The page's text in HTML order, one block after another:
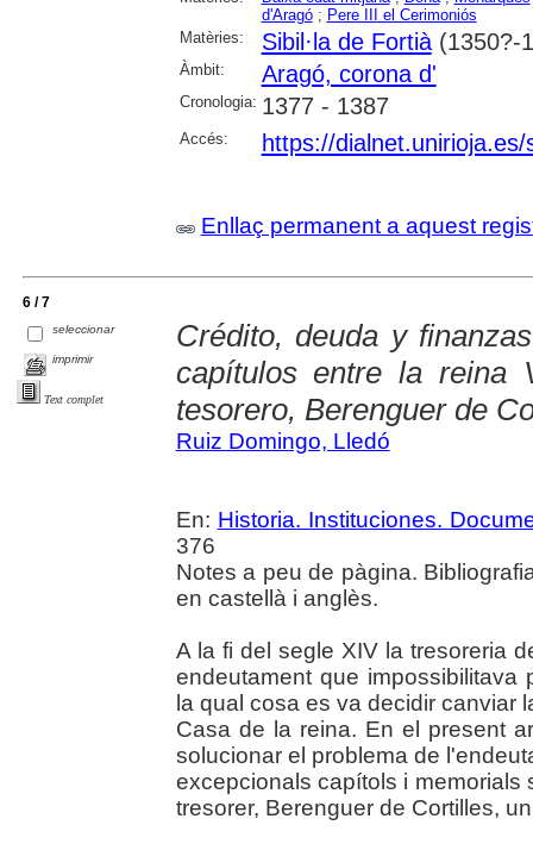
d'Aragó; Pere III el Cerimoniós
Matèries:
Sibil·la de Fortià(1350?-
Àmbit: Aragó, corona d'
Cronologia: 1377 - 1387
Accés: https://
Enllaç permanent a aquest
6 / 7
seleccionar
imprimir
Text complet
Crédito, deuda y
capítulos entre la reina
tesorero, Berenguer de
Ruiz Domingo, Lledó
En: Historia. Instituciones.
376
Notes a peu de pàgina.
en castellà i anglès.
A la fi del segle XIV la tresoreria
endeutament que impossibilitava
la qual cosa es va decidir canviar
Casa de la reina. En el present
solucionar el problema de
excepcionals capítols i memorials
tresorer, Berenguer de Cortilles,